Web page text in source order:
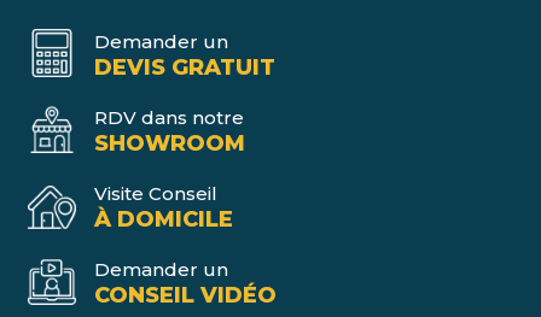
Demander un
DEVIS GRATUIT
RDV dans notre
SHOWROOM
Visite Conseil
À DOMICILE
Demander un
CONSEIL VIDÉO